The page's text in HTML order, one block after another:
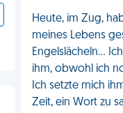
Heute, im Zug,
meines Lebens
Engelslächeln…
ihm, obwohl ich
Ich setzte mich
Zeit, ein Wort zu